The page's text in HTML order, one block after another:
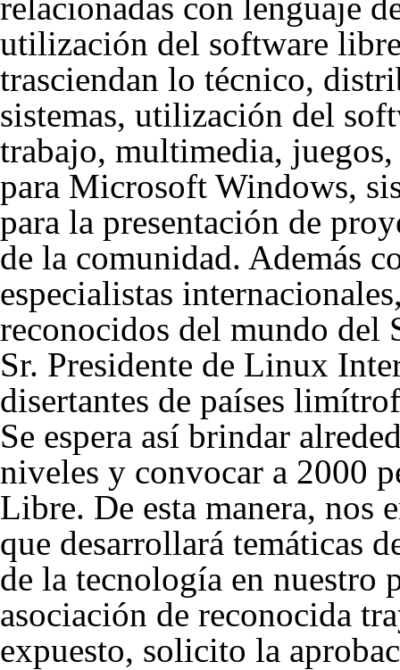
utilización del software
trasciendan lo técnico,
sistemas, utilización del
trabajo, multimedia,
para Microsoft Windows,
para la presentación de
de la comunidad. Además
especialistas
reconocidos del mundo del
Sr. Presidente de Linux
disertantes de países
Se espera así brindar
niveles y convocar a 2000
Libre. De esta manera, nos
que desarrollará temáticas
de la tecnología en nuestro
asociación de reconocida
expuesto, solicito la